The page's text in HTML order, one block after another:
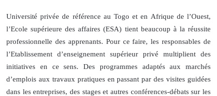
Université privée de référence au Togo et en Afrique de l’Ouest,
l’Ecole supérieure des affaires (ESA) tient beaucoup à la réussite
professionnelle des apprenants. Pour ce faire, les responsables de
l’Etablissement d’enseignement supérieur privé multiplient des
initiatives en ce sens. Des programmes adaptés aux marchés
d’emplois aux travaux pratiques en passant par des visites guidées
dans les entreprises, des stages et autres conférences-débats sur les